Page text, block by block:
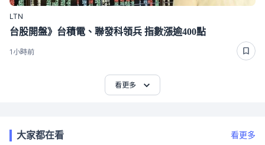
LTN
台股開盤》台積電、聯發科領兵 指數漲逾400點
1小時前
看更多
大家都在看 看更多